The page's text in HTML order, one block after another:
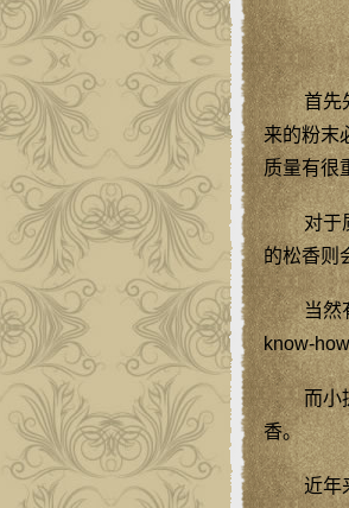
首先
来的粉末
质量有很
对于
的松香则
当然
know-
而小
香。
近年